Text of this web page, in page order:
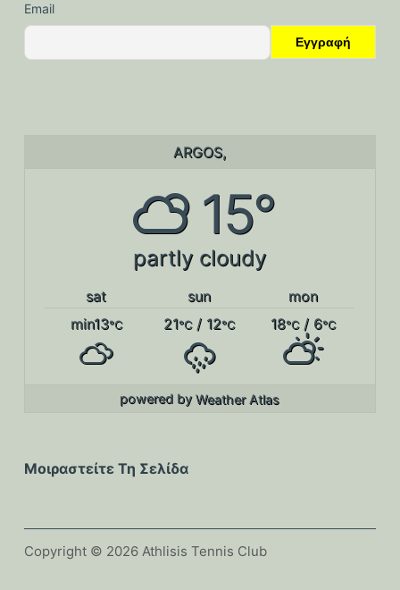
Email
ARGOS,
15°
partly cloudy
sat sun
mon
min13°C 21°C/ 12°C 18°C/ 6°C
powered byWeather Atlas
Μοιραστείτε Τη Σελίδα
Copyright © 2026 Athlisis Tennis Club